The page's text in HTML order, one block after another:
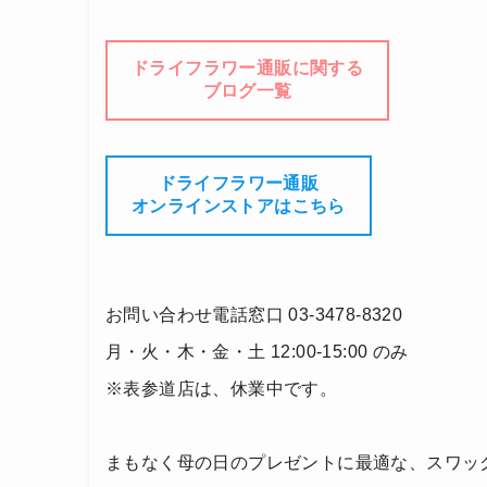
ドライフラワー通販に関する
ブログ一覧
ドライフラワー通販
オンラインストアはこちら
お問い合わせ電話窓口 03-3478-8320
月・火・木・金・土 12:00-15:00 のみ
※表参道店は、休業中です。
まもなく母の日のプレゼントに最適な、スワッ